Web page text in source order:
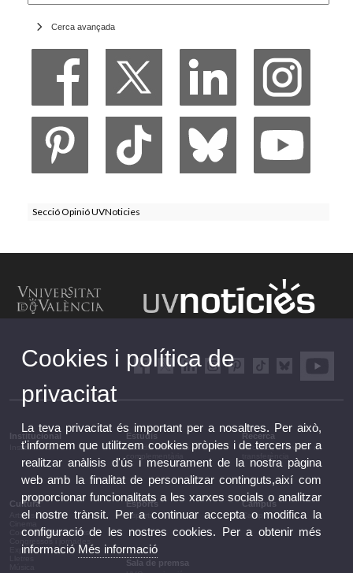
Cerca avançada
Secció Opinió UVNoticies
Institucional
Institucional
Estudis
Estudis i formació
Recerca
Recerca, innovació i
Cultura
Arts escèniques
Conferències i debats
Congressos i jornades
Exposicions
Esports
Esports
Campus
Campus
Sala de premsa
Cookies i política de
privacitat
La teva privacitat és important per a nosaltres. Per això,
t'informem que utilitzem cookies pròpies i de tercers per a
realitzar anàlisis d'ús i mesurament de la nostra pàgina
web amb la finalitat de personalitzar continguts,així com
proporcionar funcionalitats a les xarxes socials o analitzar
el nostre trànsit. Per a continuar accepta o modifica la
configuració de les nostres cookies. Per a obtenir més
informació Més informació